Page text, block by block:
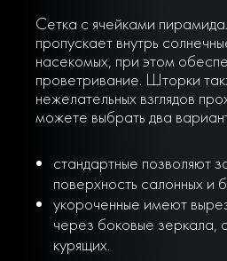
Сетка с ячейками
пропускает внутрь
насекомых, при этом
проветривание. Шторки
нежелательных взглядов
можете выбрать два
стандартные позволяют
поверхность салонных и
укороченные имеют
через боковые зеркала,
курящих.